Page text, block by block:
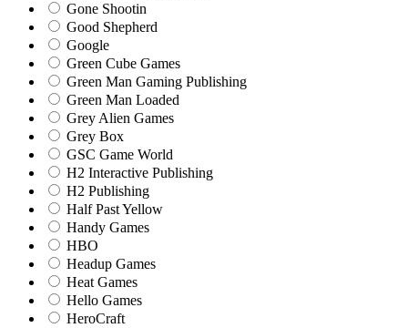
Gone Shootin
Good Shepherd
Google
Green Cube Games
Green Man Gaming Publishing
Green Man Loaded
Grey Alien Games
Grey Box
GSC Game World
H2 Interactive Publishing
H2 Publishing
Half Past Yellow
Handy Games
HBO
Headup Games
Heat Games
Hello Games
HeroCraft